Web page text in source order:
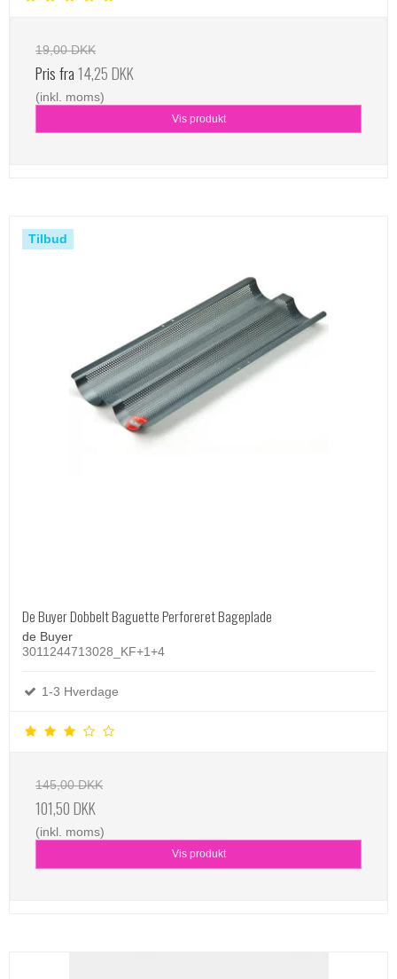
19,00 DKK
Pris fra14,25 DKK
(inkl. moms)
Vis produkt
Tilbud
De Buyer Dobbelt Baguette Perforeret Bageplade
de Buyer
3011244713028_KF+1+4
1-3 Hverdage
145,00 DKK
101,50 DKK
(inkl. moms)
Vis produkt